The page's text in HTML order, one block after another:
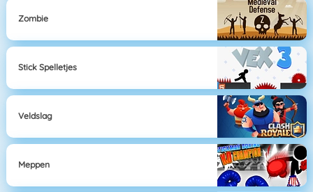
Zombie
Stick Spelletjes
Veldslag
Meppen